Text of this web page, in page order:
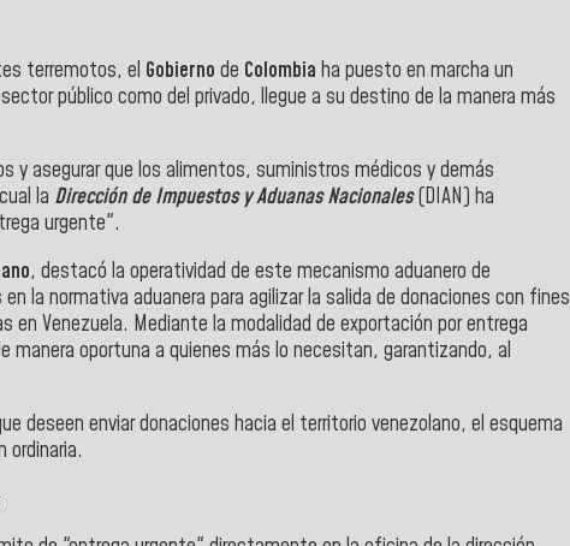
terremotos, el Gobierno de Colombia ha puesto en marcha un
público como del privado, llegue a su destino de la manera más
asegurar que los alimentos, suministros médicos y demás
la Dirección de Impuestos y Aduanas Nacionales(DIAN) ha
urgente".
, destacó la operatividad de este mecanismo aduanero de
la normativa aduanera para agilizar la salida de donaciones con fines
Venezuela. Mediante la modalidad de exportación por entrega
manera oportuna a quienes más lo necesitan, garantizando, al
deseen enviar donaciones hacia el territorio venezolano, el esquema
ordinaria.